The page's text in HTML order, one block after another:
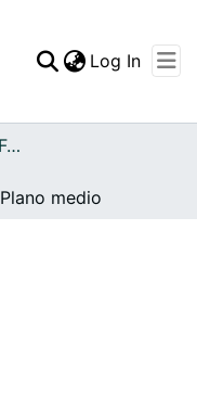
Log In
Archivo del Patrimonio Fotográfico y Fílmico del Valle del Cauca
Plano medio